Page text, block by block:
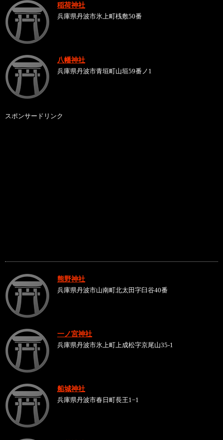
稲荷神社
兵庫県丹波市氷上町桟敷50番
八幡神社
兵庫県丹波市青垣町山垣59番ノ1
スポンサードリンク
熊野神社
兵庫県丹波市山南町北太田字臼谷40番
一ノ宮神社
兵庫県丹波市氷上町上成松字京尾山35-1
船城神社
兵庫県丹波市春日町長王1−1